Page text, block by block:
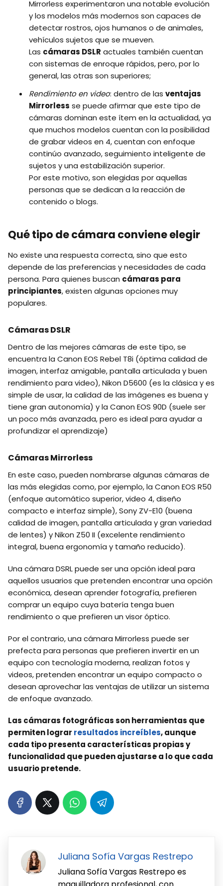
Mirrorless experimentaron una notable evolución
y los modelos más modernos son capaces de
detectar rostros, ojos humanos o de animales,
vehículos sujetos que se mueven.
Las cámaras DSLR actuales también cuentan
con sistemas de enroque rápidos, pero, por lo
general, las otras son superiores;
Rendimiento en video: dentro de las ventajas
Mirrorless se puede afirmar que este tipo de
cámaras dominan este ítem en la actualidad, ya
que muchos modelos cuentan con la posibilidad
de grabar videos en 4, cuentan con enfoque
continúo avanzado, seguimiento inteligente de
sujetos y una estabilización superior.
Por este motivo, son elegidas por aquellas
personas que se dedican a la reacción de
contenido o blogs.
Qué tipo de cámara conviene elegir
No existe una respuesta correcta, sino que esto
depende de las preferencias y necesidades de cada
persona. Para quienes buscan cámaras para
principiantes, existen algunas opciones muy
populares.
Cámaras DSLR
Dentro de las mejores cámaras de este tipo, se
encuentra la Canon EOS Rebel T8i (óptima calidad de
imagen, interfaz amigable, pantalla articulada y buen
rendimiento para video), Nikon D5600 (es la clásica y es
simple de usar, la calidad de las imágenes es buena y
tiene gran autonomía) y la Canon EOS 90D (suele ser
un poco más avanzada, pero es ideal para ayudar a
profundizar el aprendizaje)
Cámaras Mirrorless
En este caso, pueden nombrarse algunas cámaras de
las más elegidas como, por ejemplo, la Canon EOS R50
(enfoque automático superior, video 4, diseño
compacto e interfaz simple), Sony ZV-E10 (buena
calidad de imagen, pantalla articulada y gran variedad
de lentes) y Nikon Z50 II (excelente rendimiento
integral, buena ergonomía y tamaño reducido).
Una cámara DSRL puede ser una opción ideal para
aquellos usuarios que pretenden encontrar una opción
económica, desean aprender fotografía, prefieren
comprar un equipo cuya batería tenga buen
rendimiento o que prefieren un visor óptico.
Por el contrario, una cámara Mirrorless puede ser
prefecta para personas que prefieren invertir en un
equipo con tecnología moderna, realizan fotos y
videos, pretenden encontrar un equipo compacto o
desean aprovechar las ventajas de utilizar un sistema
de enfoque avanzado.
Las cámaras fotográficas son herramientas que
permiten lograr resultados increíbles, aunque
cada tipo presenta características propias y
funcionalidad que pueden ajustarse a lo que cada
usuario pretende.
Juliana Sofía Vargas Restrepo
Juliana Sofía Vargas Restrepo es